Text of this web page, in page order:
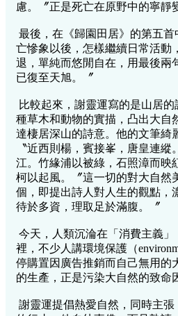
慮。〞正是死亡在原野中的寧靜
最後，在《歸園田居》的第五
亡慘象以後，怎樣繼續日常活動
退，單純而悠閒自在，用最後兩
已復至天旭。〞
比較起來，謝靈運寫的是山居
種草木和動物的實描，凸出大自
達棲居深山的詩意。他的文筆綺
〝近西則楊，賓接峯，唐皇連
江。竹緣浦以被綠，石照漳而映
柯以起風。〞這一切的對大自然
個，即提出詩人對人生的觀點，
待於多資，理取足於滿腹。〞
今天，人類沉淪在「消費主義」
裡，不少人講環境保護（
停購置因廣告推銷而自己無用的
的生產，正是污染大自然的致命
謝靈運提倡熱愛自然，同時主張